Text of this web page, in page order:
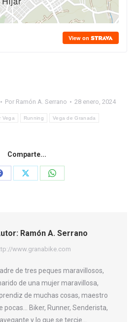
Por Ramón A. Serrano 28 enero, 2024
Vega Running Vega de Granada
Comparte...
Share
Share
Ramón A. Serrano
www.granabike.com
de tres peques maravillosos,
de una mujer maravillosa,
de muchas cosas, maestro
pocas... Biker, Runner, Senderista,
y lo que se tercie...